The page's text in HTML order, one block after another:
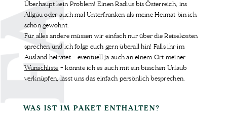
Überhaupt kein Problem! Einen Radius bis Österreich, ins
Allgäu oder auch mal Unterfranken als meine Heimat bin ich
schon gewohnt.
Für alles andere müssen wir einfach nur über die Reisekosten
sprechen und ich folge euch gern überall hin! Falls ihr im
Ausland heiratet - eventuell ja auch an einem Ort meiner
Wunschliste - könnte ich es auch mit ein bisschen Urlaub
verknüpfen, lasst uns das einfach persönlich besprechen.
WAS IST IM PAKET ENTHALTEN?